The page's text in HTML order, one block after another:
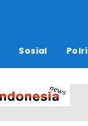
Sosial Polri